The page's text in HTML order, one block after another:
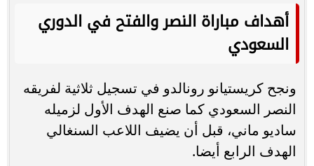
أهداف مباراة النصر والفتح في الدوري
السعودي
ونجح كريستيانو رونالدو في تسجيل ثلاثية لفريقه
النصر السعودي كما صنع الهدف الأول لزميله
ساديو ماني، قبل أن يضيف اللاعب السنغالي
الهدف الرابع أيضا.